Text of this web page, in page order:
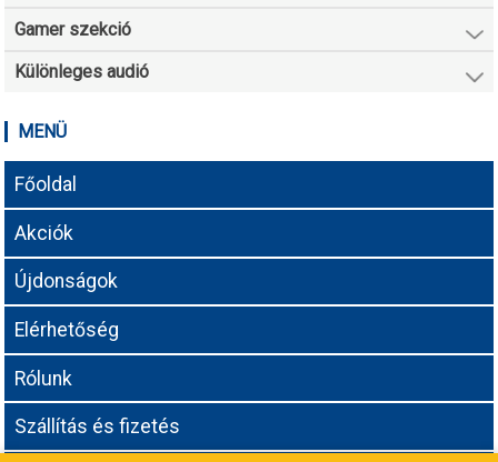
Gamer szekció
Különleges audió
MENÜ
Főoldal
Akciók
Újdonságok
Elérhetőség
Rólunk
Szállítás és fizetés